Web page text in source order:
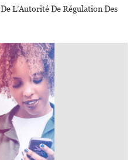
L’Autorité De Régulation Des